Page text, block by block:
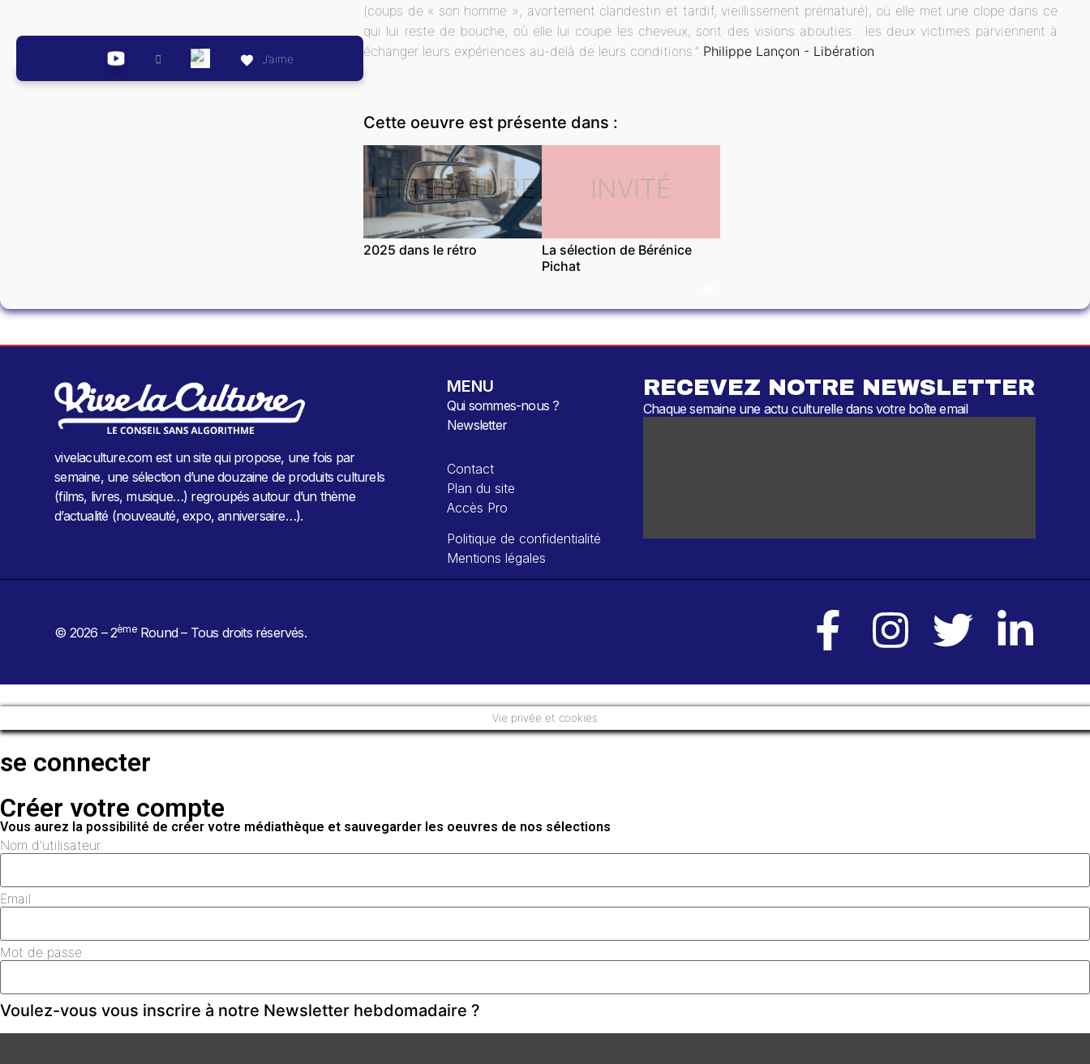
J’aime
(coups de « son homme », avortement clandestin et tardif, vieillissement prématuré), où elle met une clope dans ce
qui lui reste de bouche, où elle lui coupe les cheveux, sont des visions abouties : les deux victimes parviennent à
échanger leurs expériences au-delà de leurs conditions.” Philippe Lançon - Libération
Cette oeuvre est présente dans :
LITTÉRATURE
2025 dans le rétro
INVITÉ
La sélection de Bérénice
Pichat
vivelaculture.com est un site qui propose, une fois par
semaine, une sélection d’une douzaine de produits culturels
(films, livres, musique…) regroupés autour d’un thème
d’actualité (nouveauté, expo, anniversaire…).
MENU
Qui sommes-nous ?
Newsletter
Contact
Plan du site
Accès Pro
Politique de confidentialité
Mentions légales
RECEVEZ NOTRE NEWSLETTER
Chaque semaine une actu culturelle dans votre boîte email
© 2026 – 2èmeRound – Tous droits réservés.
Vie privée et cookies
se connecter
Créer votre compte
Vous aurez la possibilité de créer votre médiathèque et sauvegarder les oeuvres de nos sélections
Nom d'utilisateur
Email
Mot de passe
Voulez-vous vous inscrire à notre Newsletter hebdomadaire ?